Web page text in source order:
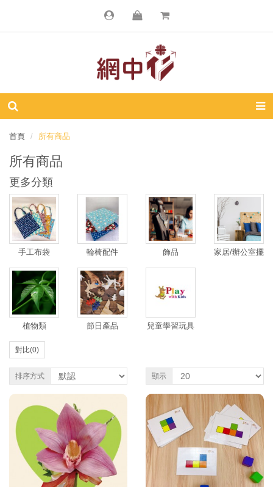
首頁 所有商品
所有商品
更多分類
手工布袋 輪椅配件 飾品
家居/辦公室擺
植物類 節日產品 兒童學習玩具
對比(0)
排序方式 顯示